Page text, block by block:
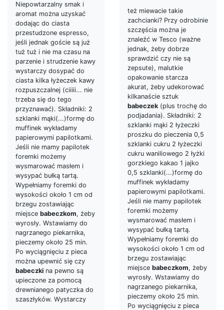
Niepowtarzalny smak i
aromat można uzyskać
dodając do ciasta
przestudzone espresso,
jeśli jednak goście są już
tuż tuż i nie ma czasu na
parzenie i strudzenie kawy
wystarczy dosypać do
ciasta kilka łyżeczek kawy
rozpuszczalnej (ciiiii... nie
trzeba się do tego
przyznawać). Składniki: 2
szklanki mąki(...)formę do
muffinek wykładamy
papierowymi papilotkami.
Jeśli nie mamy papilotek
foremki możemy
wysmarować masłem i
wysypać bułką tartą.
Wypełniamy foremki do
wysokości około 1 cm od
brzegu zostawiając
miejsce babeczkom, żeby
wyrosły. Wstawiamy do
nagrzanego piekarnika,
pieczemy około 25 min.
Po wyciągnięciu z pieca
można upewnić się czy
babeczki na pewno są
upieczone za pomocą
drewnianego patyczka do
szaszłyków. Wystarczy
też miewacie takie
zachcianki? Przy odrobinie
szczęścia można je
znaleźć w Tesco (ważne
jednak, żeby dobrze
sprawdzić czy nie są
zepsute), malutkie
opakowanie starcza
akurat, żeby udekorować
kilkanaście sztuk
babeczek(plus trochę do
podjadania). Składniki: 2
szklanki mąki 2 łyżeczki
proszku do pieczenia 0,5
szklanki cukru 2 łyżeczki
cukru waniliowego 2 łyżki
gorzkiego kakao 1 jajko
0,5 szklanki(...)formę do
muffinek wykładamy
papierowymi papilotkami.
Jeśli nie mamy papilotek
foremki możemy
wysmarować masłem i
wysypać bułką tartą.
Wypełniamy foremki do
wysokości około 1 cm od
brzegu zostawiając
miejsce babeczkom, żeby
wyrosły. Wstawiamy do
nagrzanego piekarnika,
pieczemy około 25 min.
Po wyciągnięciu z pieca